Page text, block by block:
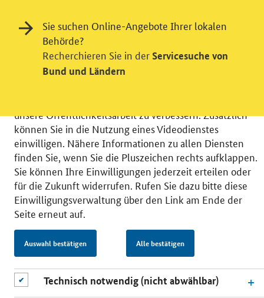
© 2026 Bundesministerium für Wirtschaft und Energie
RSS
Benutzerhinweise
Inhaltsverzeichnis
Impressum
Barrierefreiheit
Datenschutz
Einwilligungsverwaltung
Einwilligung in Tracking und / oder
Videodienst
Wir bitten Sie an dieser Stelle um Ihre Einwilligung für
verschiedene Zusatzdienste unserer Webseite: Wir
unsere Öffentlichkeitsarbeit zu verbessern. Zusätzlich
können Sie in die Nutzung eines Videodienstes
einwilligen. Nähere Informationen zu allen Diensten
finden Sie, wenn Sie die Pluszeichen rechts aufklappen.
Sie können Ihre Einwilligungen jederzeit erteilen oder
für die Zukunft widerrufen. Rufen Sie dazu bitte diese
Einwilligungsverwaltung über den Link am Ende der
Seite erneut auf.
Auswahl bestätigen Alle bestätigen
Technisch notwendig (nicht abwählbar)
Sie suchen Online-Angebote Ihrer lokalen
Behörde?
Recherchieren Sie in der Servicesuche von
Bund und Ländern